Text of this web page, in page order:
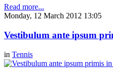
Read more...
Monday, 12 March 2012 13:05
Vestibulum ante ipsum
in Tennis